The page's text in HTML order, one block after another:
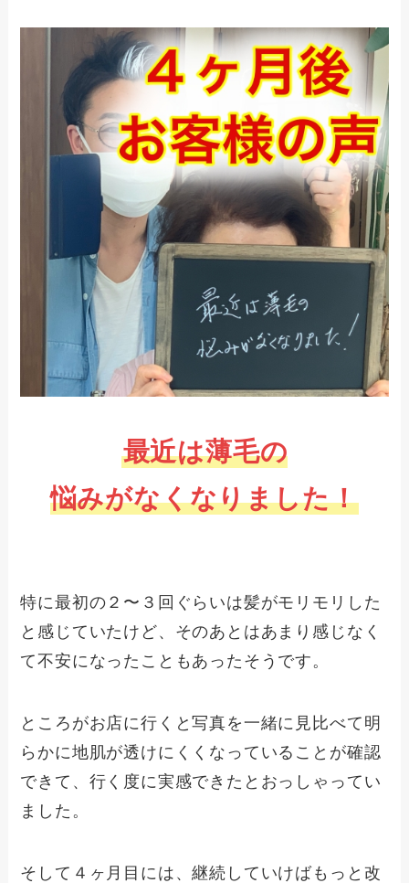
最近は薄毛の
悩みがなくなりました！
特に最初の２〜３回ぐらいは髪がモリモリした
と感じていたけど、そのあとはあまり感じなく
て不安になったこともあったそうです。
ところがお店に行くと写真を一緒に見比べて明
らかに地肌が透けにくくなっていることが確認
できて、行く度に実感できたとおっしゃってい
ました。
そして４ヶ月目には、継続していけばもっと改